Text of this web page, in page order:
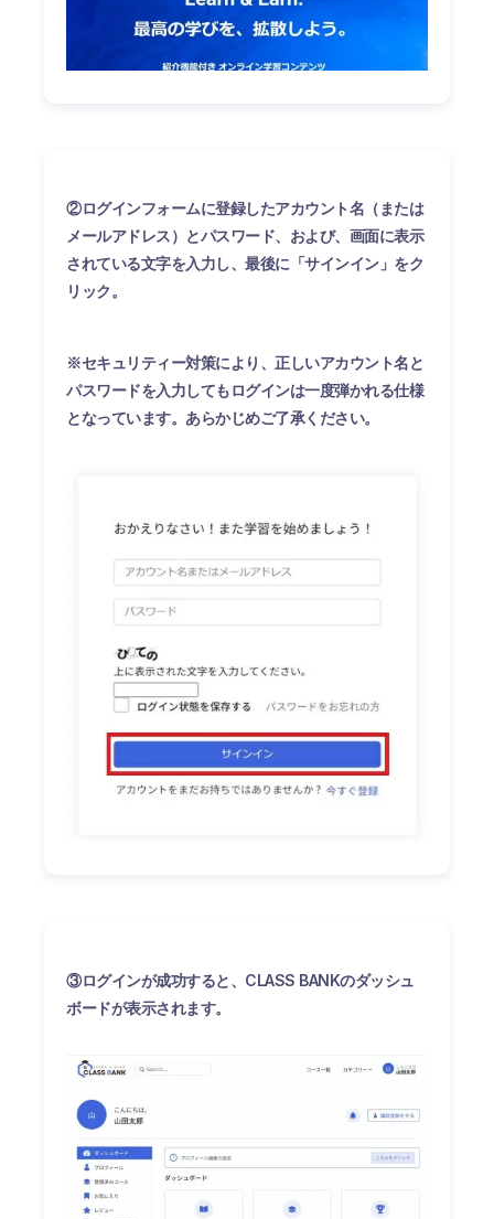
②ログインフォームに登録したアカウント名（または
メールアドレス）とパスワード、および、画面に表示
されている文字を入力し、最後に「サインイン」をク
リック。
※セキュリティー対策により、正しいアカウント名と
パスワードを入力してもログインは一度弾かれる仕様
となっています。あらかじめご了承ください。
③ログインが成功すると、CLASS BANKのダッシュ
ボードが表示されます。